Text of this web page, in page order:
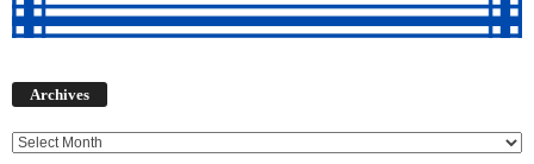
Archives